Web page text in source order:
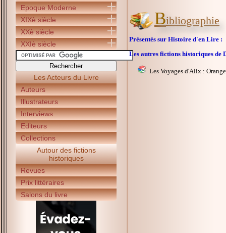
Epoque Moderne
XIXè siècle
XXè siècle
XXIè siècle
Les Acteurs du Livre
Auteurs
Illustrateurs
Interviews
Editeurs
Collections
Autour des fictions
historiques
Revues
Prix littéraires
Salons du livre
Bibliographie
Présentés sur Histoire d'en Lire :
Les autres fictions historiques de
Les Voyages d'Alix :